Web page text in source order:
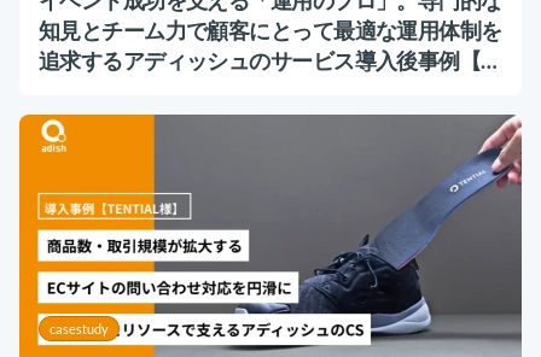
知見とチーム力で顧客にとって最適な運用体制を
追求するアディッシュのサービス導入後事例【S
casestudy